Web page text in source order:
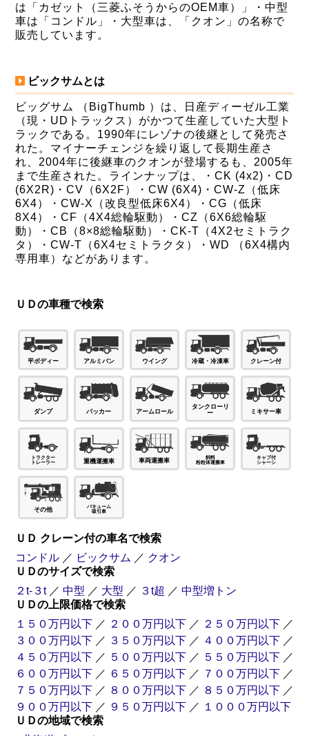
は「カゼット（三菱ふそうからのOEM車）」・中型
車は「コンドル」・大型車は、「クオン」の名称で
販売しています。
ビックサムとは
ビッグサム （BigThumb ）は、日産ディーゼル工業
（現・UDトラックス）がかつて生産していた大型ト
ラックである。1990年にレゾナの後継として発売さ
れた。マイナーチェンジを繰り返して長期生産さ
れ、2004年に後継車のクオンが登場するも、2005年
まで生産された。ラインナップは、・CK (4x2)・CD
(6X2R)・CV（6X2F）・CW (6X4)・CW-Z（低床
6X4）・CW-X（改良型低床6X4）・CG（低床
8X4）・CF（4X4総輪駆動）・CZ（6X6総輪駆
動）・CB（8×8総輪駆動）・CK-T（4X2セミトラク
タ）・CW-T（6X4セミトラクタ）・WD （6X4構内
専用車）などがあります。
ＵＤの車種で検索
平ボディー アルミバン ウイング 冷蔵・冷凍車 クレーン付
ダンプ パッカー アームロール
タンクローリ
ー
ミキサー車
重機運搬車 車両運搬車
その他
ＵＤ クレーン付の車名で検索
コンドル ／ ビックサム ／ クオン
ＵＤのサイズで検索
２t-３t ／ 中型 ／ 大型 ／ ３t超 ／ 中型増トン
ＵＤの上限価格で検索
１５０万円以下 ／ ２００万円以下 ／ ２５０万円以下 ／
３００万円以下 ／ ３５０万円以下 ／ ４００万円以下 ／
４５０万円以下 ／ ５００万円以下 ／ ５５０万円以下 ／
６００万円以下 ／ ６５０万円以下 ／ ７００万円以下 ／
７５０万円以下 ／ ８００万円以下 ／ ８５０万円以下 ／
９００万円以下 ／ ９５０万円以下 ／ １０００万円以下
ＵＤの地域で検索